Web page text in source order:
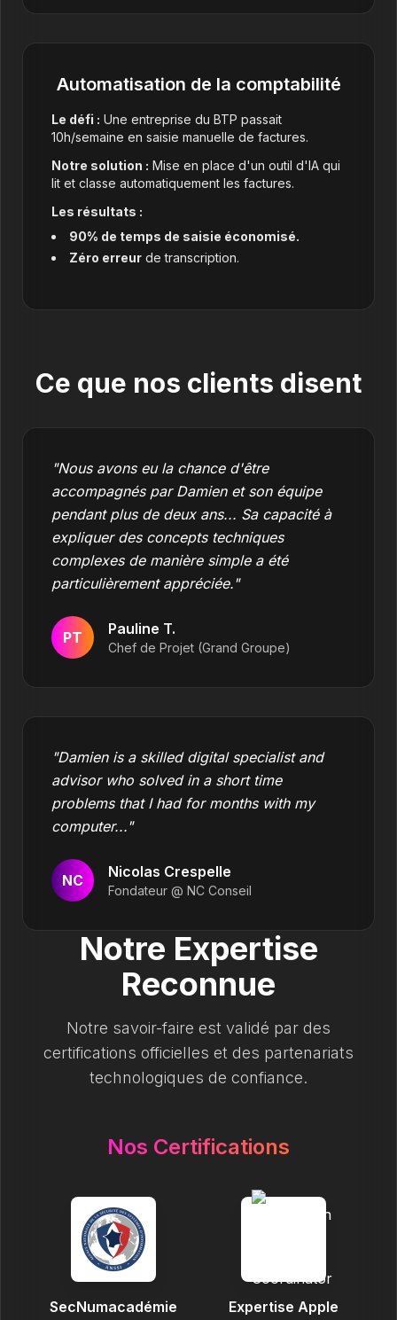
Automatisation de la comptabilité
Le défi : Une entreprise du BTP passait
10h/semaine en saisie manuelle de factures.
Notre solution : Mise en place d'un outil d'IA qui
lit et classe automatiquement les factures.
Les résultats :
90% de temps de saisie économisé.
Zéro erreur de transcription.
Ce que nos clients disent
"Nous avons eu la chance d'être
accompagnés par Damien et son équipe
pendant plus de deux ans... Sa capacité à
expliquer des concepts techniques
complexes de manière simple a été
particulièrement appréciée."
PT Pauline T.
Chef de Projet (Grand Groupe)
"Damien is a skilled digital specialist and
advisor who solved in a short time
problems that I had for months with my
computer..."
NC Nicolas Crespelle
Fondateur @ NC Conseil
Notre Expertise
Reconnue
Notre savoir-faire est validé par des
certifications officielles et des partenariats
technologiques de confiance.
Nos Certifications
SecNumacadémie Expertise Apple